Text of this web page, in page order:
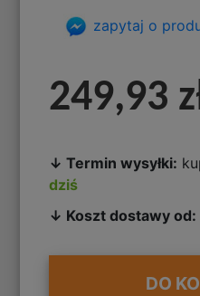
zapytaj o
249,93
↓ Termin wysyłki:
dziś
↓ Koszt dostawy od:
DO